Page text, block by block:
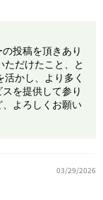
投稿を頂きあり
だけたこと、と
かし、より多く
を提供して参り
よろしくお願い
03/29/2026